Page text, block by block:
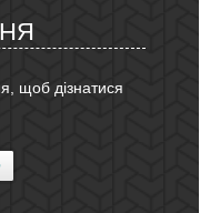
щоб дізнатися